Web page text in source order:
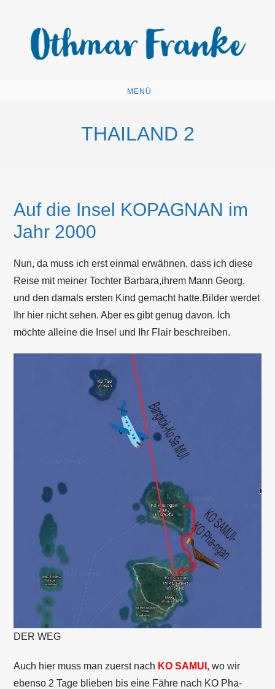
springen
MENÜ
THAILAND 2
Auf die Insel KOPAGNAN im
Jahr 2000
Nun, da muss ich erst einmal erwähnen, dass ich diese
Reise mit meiner Tochter Barbara,ihrem Mann Georg,
und den damals ersten Kind gemacht hatte.Bilder werdet
Ihr hier nicht sehen. Aber es gibt genug davon. Ich
möchte alleine die Insel und Ihr Flair beschreiben.
DER WEG
Auch hier muss man zuerst nach KO SAMUI, wo wir
ebenso 2 Tage blieben bis eine Fähre nach KO Pha-